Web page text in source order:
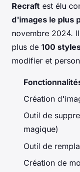
Recraft est élu
d'images le plus
novembre 2024.
plus de 100
modifier et
Création
Outil de
magique)
Outil de
Création de